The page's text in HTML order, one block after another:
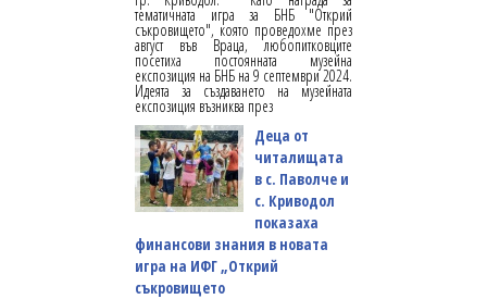
тематичната игра за БНБ "Открий
съкровището", която проведохме през
август във Враца, любопитковците
посетиха постоянната музейна
експозиция на БНБ на 9 септември 2024.
Идеята за създаването на музейната
експозиция възниква през
Деца от
читалищата
в с. Паволче и
с. Криводол
показаха
финансови знания в новата
игра на ИФГ „Открий
съкровището